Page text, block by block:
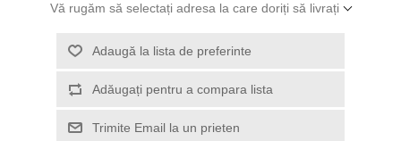
Vă rugăm să selectați adresa la care doriți să livrați
Adaugă la lista de preferinte
Adăugați pentru a compara lista
Trimite Email la un prieten